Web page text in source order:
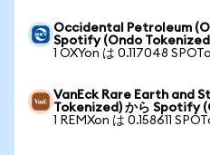
Occidental Petroleum
Spotify (Ondo
1 OXYon は 0.117048
VanEck Rare Earth and
Tokenized) から Spotify
1 REMXon は 0.158611